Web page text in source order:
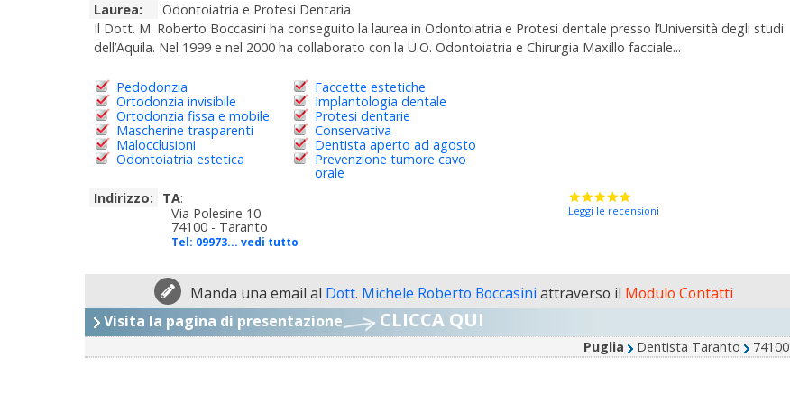
Laurea:
Odontoiatria e Protesi Dentaria
Il Dott. M. Roberto Boccasini ha conseguito la laurea in Odontoiatria e Protesi dentale presso l’Università degli studi
dell’Aquila. Nel 1999 e nel 2000 ha collaborato con la U.O. Odontoiatria e Chirurgia Maxillo facciale...
Pedodonzia
Ortodonzia invisibile
Ortodonzia fissa e mobile
Mascherine trasparenti
Malocclusioni
Odontoiatria estetica
Faccette estetiche
Implantologia dentale
Protesi dentarie
Conservativa
Dentista aperto ad agosto
Prevenzione tumore cavo
orale
Indirizzo:
TA:
Via Polesine 10
74100 - Taranto
Tel: 09973... vedi tutto
Leggi le recensioni
Manda una email al Dott. Michele Roberto Boccasini attraverso il Modulo Contatti
Visita la pagina di presentazione
CLICCA QUI
Puglia Dentista Taranto 74100